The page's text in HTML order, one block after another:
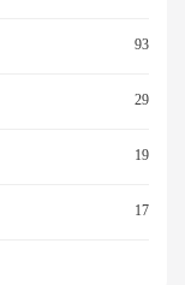
93
29
19
17